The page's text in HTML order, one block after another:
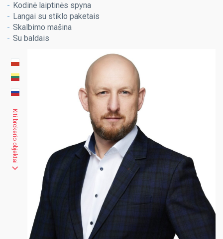
Kodinė laiptinės spyna
Langai su stiklo paketais
Skalbimo mašina
Su baldais
Kiti brokerio objektai